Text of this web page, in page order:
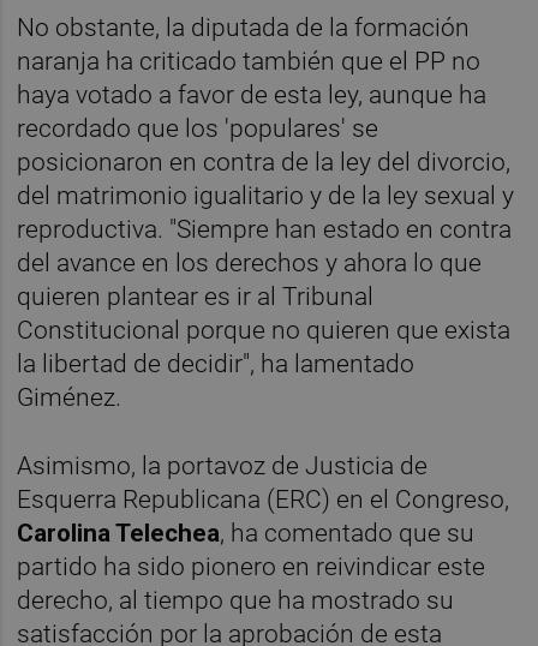
No obstante, la diputada de la formación
naranja ha criticado también que el PP no
haya votado a favor de esta ley, aunque ha
recordado que los 'populares' se
posicionaron en contra de la ley del divorcio,
del matrimonio igualitario y de la ley sexual y
reproductiva. "Siempre han estado en contra
del avance en los derechos y ahora lo que
quieren plantear es ir al Tribunal
Constitucional porque no quieren que exista
la libertad de decidir", ha lamentado
Giménez.
Asimismo, la portavoz de Justicia de
Esquerra Republicana (ERC) en el Congreso,
Carolina Telechea, ha comentado que su
partido ha sido pionero en reivindicar este
derecho, al tiempo que ha mostrado su
satisfacción por la aprobación de esta